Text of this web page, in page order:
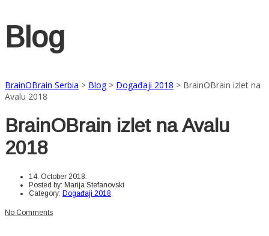
Blog
BrainOBrain Serbia > Blog> Događaji 2018 > BrainOBrain izlet na
Avalu 2018
BrainOBrain izlet na Avalu
2018
14. October 2018.
Posted by: Marija Stefanovski
Category: Događaji 2018
No Comments